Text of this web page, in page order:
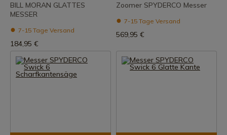
BILL MORAN GLATTES
MESSER
7-15 Tage Versand
184,95 €
Zoomer SPYDERCO Messer
7-15 Tage Versand
569,95 €